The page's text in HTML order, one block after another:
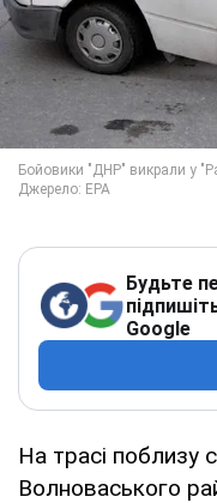
Будьте
Google
На трасі поблизу
Волноваського